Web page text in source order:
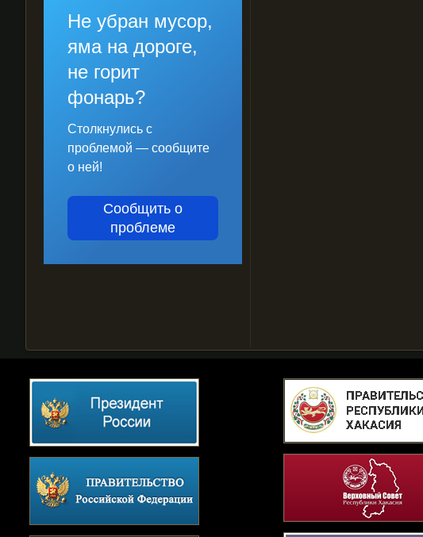
Не убран мусор,
яма на дороге,
не горит
фонарь?
Столкнулись с
проблемой — сообщите
о ней!
Сообщить о
проблеме